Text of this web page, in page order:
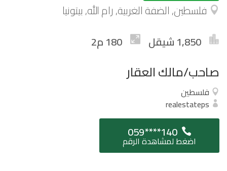
فلسطين, الضفة الغربية, رام الله, بيتونيا
1,850 شيقل
180 م2
صاحب/مالك العقار
فلسطين
realestateps
059****140
اضغط لمشاهدة الرقم